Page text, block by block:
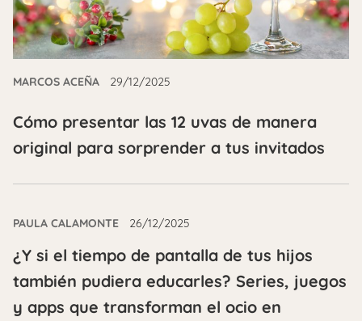
MARCOS ACEÑA 29/12/2025
Cómo presentar las 12 uvas de manera
original para sorprender a tus invitados
PAULA CALAMONTE 26/12/2025
¿Y si el tiempo de pantalla de tus hijos
también pudiera educarles? Series, juegos
y apps que transforman el ocio en